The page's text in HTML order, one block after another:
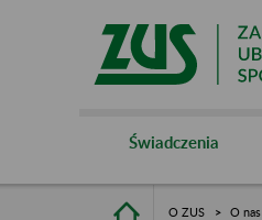
Świadczenia
O ZUS O nas